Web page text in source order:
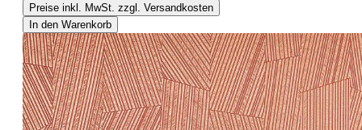
Preise inkl. MwSt. zzgl. Versandkosten
In den Warenkorb